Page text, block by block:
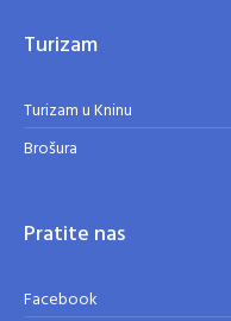
Turizam
Turizam u Kninu
Brošura
Pratite nas
Facebook